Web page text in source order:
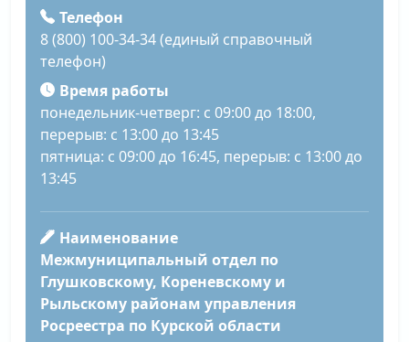
Телефон
8 (800) 100-34-34 (единый справочный
телефон)
Время работы
понедельник-четверг: с 09:00 до 18:00,
перерыв: с 13:00 до 13:45
пятница: с 09:00 до 16:45, перерыв: с 13:00 до
13:45
Наименование
Межмуниципальный отдел по
Глушковскому, Кореневскому и
Рыльскому районам управления
Росреестра по Курской области